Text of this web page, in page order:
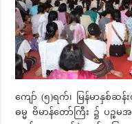
ကျော် (၅)ရက်၊ မြန်မာနှစ်
ဓမ္မ ဗိမာန်တော်ကြီး ၌ ပဉ္စ